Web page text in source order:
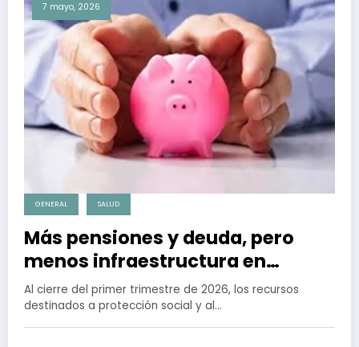
7 mayo, 2026
GENERAL SALUD
Más pensiones y deuda, pero
menos infraestructura en
México durante primer trimestre
de 2026
Al cierre del primer trimestre de 2026, los recursos
destinados a protección social y al…